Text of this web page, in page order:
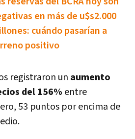
en más de u$s2.000
cuándo pasarían a
positivo
registraron un aumento
del 156% entre
53 puntos por encima de